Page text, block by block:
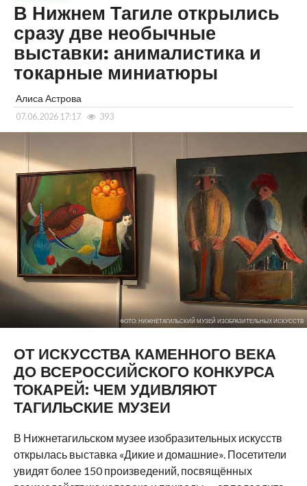
В Нижнем Тагиле открылись
сразу две необычные
выставки: анималистика и
токарные миниатюры
Алиса Астрова
07.06.2026 17:17 393
ФОТО: НИЖНЕТАГИЛЬСКИЙ МУЗЕЙ ИЗОБРАЗИТЕЛЬНЫХ ИСКУССТВ
ОТ ИСКУССТВА КАМЕННОГО ВЕКА
ДО ВСЕРОССИЙСКОГО КОНКУРСА
ТОКАРЕЙ: ЧЕМ УДИВЛЯЮТ
ТАГИЛЬСКИЕ МУЗЕИ
В Нижнетагильском музее изобразительных искусств
открылась выставка «Дикие и домашние». Посетители
увидят более 150 произведений, посвящённых